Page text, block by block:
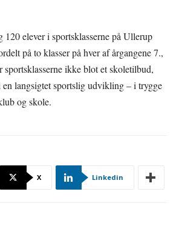
120 elever i sportsklasserne på Ullerup
på to klasser på hver af årgangene 7.,
sportsklasserne ikke blot et skoletilbud,
langsigtet sportslig udvikling – i trygge
og skole.
X Linkedin